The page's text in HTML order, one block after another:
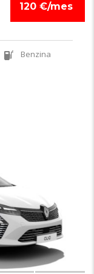
120 €/mes
Benzina